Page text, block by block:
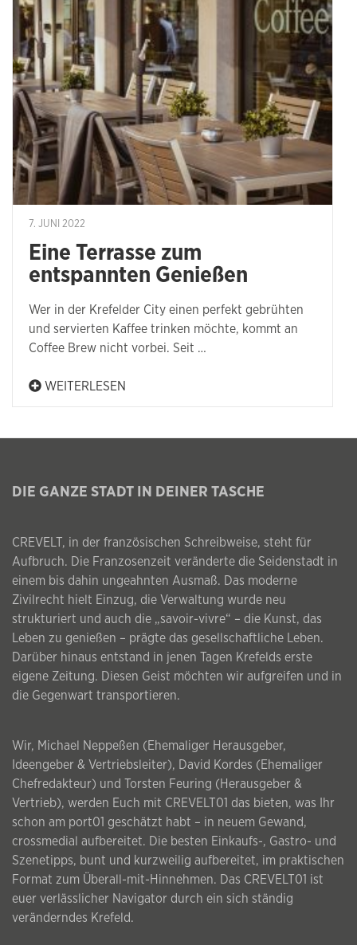
7. JUNI 2022
Eine Terrasse zum
entspannten Genießen
Wer in der Krefelder City einen perfekt gebrühten
und servierten Kaffee trinken möchte, kommt an
Coffee Brew nicht vorbei. Seit …
WEITERLESEN
DIE GANZE STADT IN DEINER TASCHE
CREVELT, in der französischen Schreibweise, steht für
Aufbruch. Die Franzosenzeit veränderte die Seidenstadt in
einem bis dahin ungeahnten Ausmaß. Das moderne
Zivilrecht hielt Einzug, die Verwaltung wurde neu
strukturiert und auch die „savoir-vivre“ – die Kunst, das
Leben zu genießen – prägte das gesellschaftliche Leben.
Darüber hinaus entstand in jenen Tagen Krefelds erste
eigene Zeitung. Diesen Geist möchten wir aufgreifen und in
die Gegenwart transportieren.
Wir, Michael Neppeßen (Ehemaliger Herausgeber,
Ideengeber & Vertriebsleiter), David Kordes (Ehemaliger
Chefredakteur) und Torsten Feuring (Herausgeber &
Vertrieb), werden Euch mit CREVELT01 das bieten, was Ihr
schon am port01 geschätzt habt – in neuem Gewand,
crossmedial aufbereitet. Die besten Einkaufs-, Gastro- und
Szenetipps, bunt und kurzweilig aufbereitet, im praktischen
Format zum Überall-mit-Hinnehmen. Das CREVELT01 ist
euer verlässlicher Navigator durch ein sich ständig
veränderndes Krefeld.